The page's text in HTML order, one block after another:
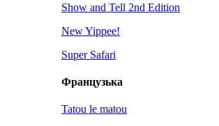
Show and Tell 2nd Edition
New Yippee!
Super Safari
Французька
Tatou le matou